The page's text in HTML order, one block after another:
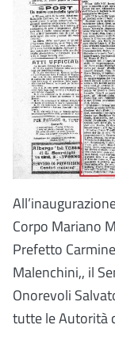
Corpo Mariano
Prefetto
Malenchini,, il
Onorevoli
tutte le Autorità